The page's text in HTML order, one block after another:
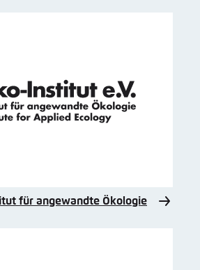
für angewandte Ökologie